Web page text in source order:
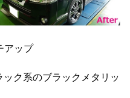
アップ
ク系のブラックメタリッ